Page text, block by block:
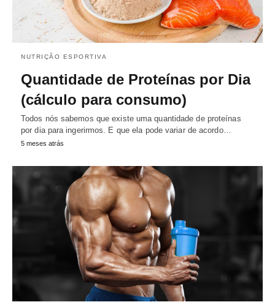
NUTRIÇÃO ESPORTIVA
Quantidade de Proteínas por Dia
(cálculo para consumo)
Todos nós sabemos que existe uma quantidade de proteínas
por dia para ingerirmos. E que ela pode variar de acordo…
5 meses atrás